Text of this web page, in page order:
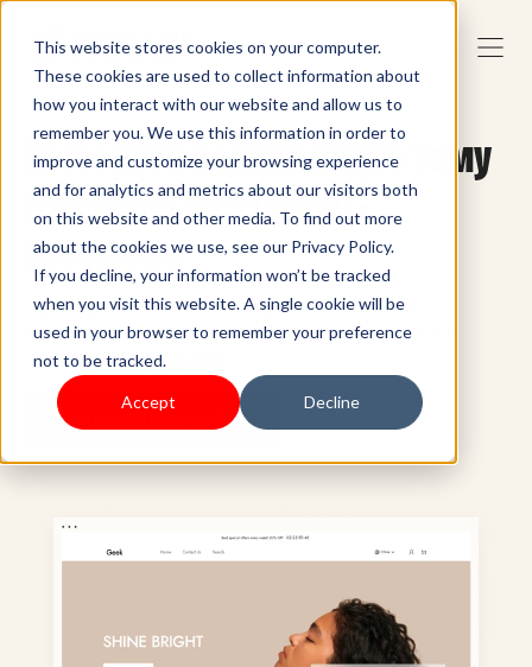
This website stores cookies on your computer.
These cookies are used to collect information about
how you interact with our website and allow us to
remember you. We use this information in order to
improve and customize your browsing experience
and for analytics and metrics about our visitors both
on this website and other media. To find out more
about the cookies we use, see our Privacy Policy.
If you decline, your information won’t be tracked
when you visit this website. A single cookie will be
used in your browser to remember your preference
not to be tracked.
Accept Decline
Выберите подходящую тему
для своего интернет-
магазина
Преобразуйте свой интернет-магазин с
помощью тем, которые стимулируют рост и
повышают продажи.
Начните прямо сейчас